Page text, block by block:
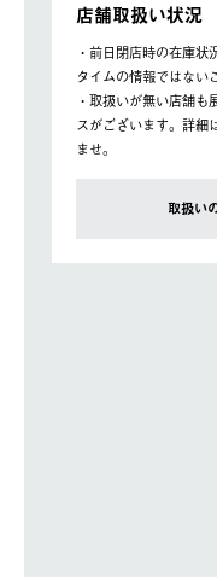
店舗取扱い状況
・前日閉店時の在庫
タイムの情報ではない
・取扱いが無い店舗も
スがございます。詳細
ませ。
取扱い